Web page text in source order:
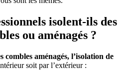
isolent-ils des
ou aménagés ?
combles aménagés, l’isolation de
soit par l’extérieur :